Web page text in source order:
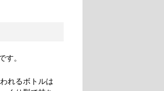
。
れるボトルは